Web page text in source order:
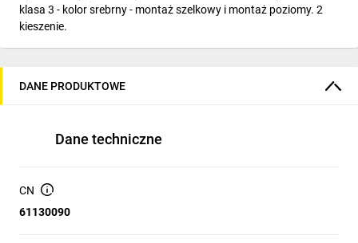
klasa 3 - kolor srebrny - montaż szelkowy i montaż poziomy. 2
kieszenie.
DANE PRODUKTOWE
Dane techniczne
CN
61130090